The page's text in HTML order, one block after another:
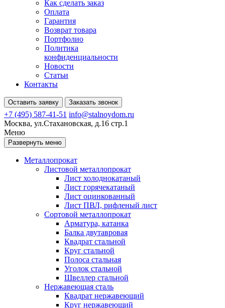
Как сделать заказ
Оплата
Гарантия
Возврат товара
Портфолио
Политика
конфиденциальности
Новости
Статьи
Контакты
Оставить заявку Заказать звонок
+7 (495) 587-41-51 info@stalnoydom.ru
Москва, ул.Стахановская, д.16 стр.1
Меню
Развернуть меню
Металлопрокат
Листовой металлопрокат
Лист холоднокатаный
Лист горячекатаный
Лист оцинкованный
Лист ПВЛ, рифленый лист
Сортовой металлопрокат
Арматура, катанка
Балка двутавровая
Квадрат стальной
Круг стальной
Полоса стальная
Уголок стальной
Швеллер стальной
Нержавеющая сталь
Квадрат нержавеющий
Круг нержавеющий